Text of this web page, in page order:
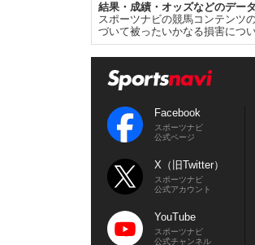
結果・成績・オッズなどのデー
スポーツナビの競馬コンテンツ
づいて被ったいかなる損害につ
Facebook
スポーツナビ
公式ページ
X（旧Twitter）
スポーツナビ
公式アカウント
YouTube
スポーツナビ
公式チャンネル